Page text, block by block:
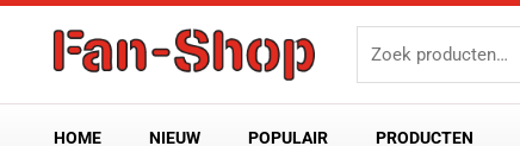
Ga
inhoud
naar:
HOME NIEUW POPULAIR PRODUCTEN